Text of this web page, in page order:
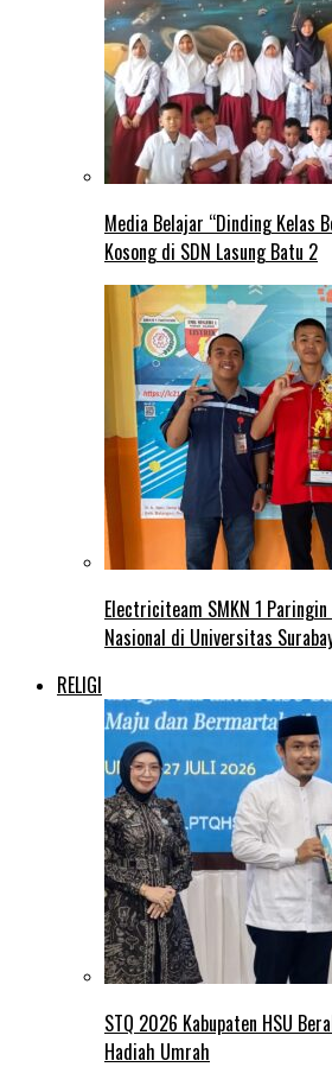
Media Belajar “Dinding Kelas
Kosong di SDN Lasung Batu 2
Electriciteam SMKN 1 Paringin
Nasional di Universitas
RELIGI
STQ 2026 Kabupaten HSU
Hadiah Umrah